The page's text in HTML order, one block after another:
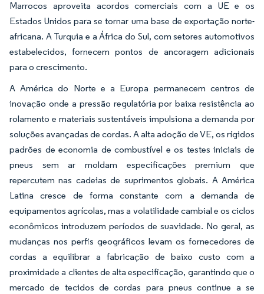
Marrocos aproveita acordos comerciais com a UE e os
Estados Unidos para se tornar uma base de exportação norte-
africana. A Turquia e a África do Sul, com setores automotivos
estabelecidos, fornecem pontos de ancoragem adicionais
para o crescimento.
A América do Norte e a Europa permanecem centros de
inovação onde a pressão regulatória por baixa resistência ao
rolamento e materiais sustentáveis impulsiona a demanda por
soluções avançadas de cordas. A alta adoção de VE, os rígidos
padrões de economia de combustível e os testes iniciais de
pneus sem ar moldam especificações premium que
repercutem nas cadeias de suprimentos globais. A América
Latina cresce de forma constante com a demanda de
equipamentos agrícolas, mas a volatilidade cambial e os ciclos
econômicos introduzem períodos de suavidade. No geral, as
mudanças nos perfis geográficos levam os fornecedores de
cordas a equilibrar a fabricação de baixo custo com a
proximidade a clientes de alta especificação, garantindo que o
mercado de tecidos de cordas para pneus continue a se